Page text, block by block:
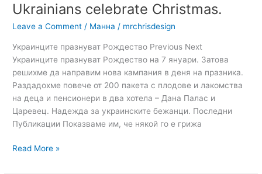
Ukrainians celebrate Christmas.
Leave a Comment / Манна / mrchrisdesign
Украинците празнуват Рождество Previous Next
Украинците празнуват Рождество на 7 януари. Затова
решихме да направим нова кампания в деня на празника.
Раздадохме повече от 200 пакета с плодове и лакомства
на деца и пенсионери в два хотела – Дана Палас и
Царевец. Надежда за украинските бежанци. Последни
Публикации Показваме им, че някой го е грижа
Read More »